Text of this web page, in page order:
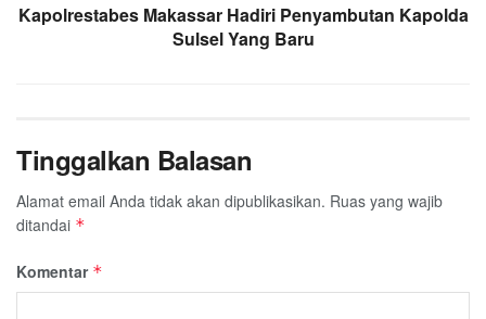
Kapolrestabes Makassar Hadiri Penyambutan Kapolda
Sulsel Yang Baru
Tinggalkan Balasan
Alamat email Anda tidak akan dipublikasikan. Ruas yang wajib
ditandai *
Komentar *